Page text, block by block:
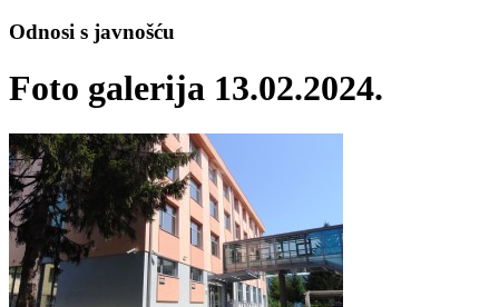
Odnosi s javnošću
Foto galerija 13.02.2024.